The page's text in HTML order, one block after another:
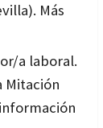
Más
a laboral.
Mitación